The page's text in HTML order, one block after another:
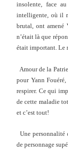
insolente, face
intelligente, où il
brutal, ont amené
n’était là que
était important. Le
Amour de la
pour Yann
respirer. Ce qui
de cette maladie
et c’est tout!
Une
de personnage